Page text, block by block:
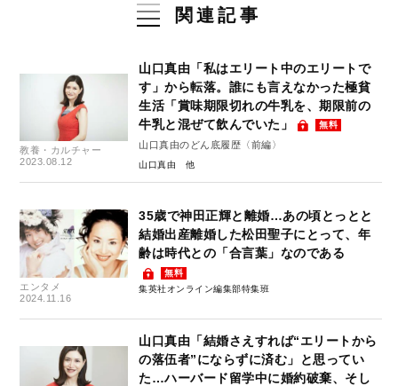
関連記事
教養・カルチャー
2023.08.12
山口真由「私はエリート中のエリートで
す」から転落。誰にも言えなかった極貧
生活「賞味期限切れの牛乳を、期限前の
牛乳と混ぜて飲んでいた」
無料
山口真由のどん底履歴〈前編〉
山口真由
エンタメ
2024.11.16
35歳で神田正輝と離婚…あの頃とっとと
結婚出産離婚した松田聖子にとって、年
齢は時代との「合言葉」なのである
無料
集英社オンライン編集部特集班
山口真由「結婚さえすれば“エリートから
の落伍者”にならずに済む」と思ってい
た…ハーバード留学中に婚約破棄、そし